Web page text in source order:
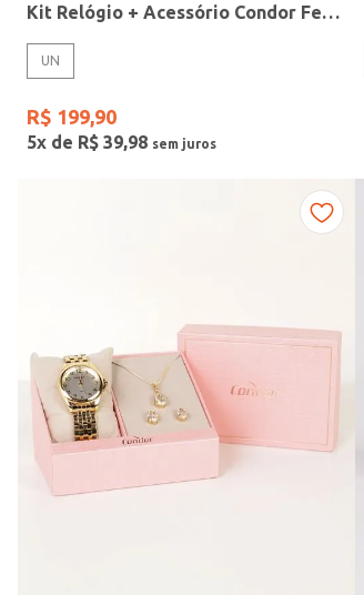
Kit Relógio + Acessório Condor Feminino PRATA
UN
R$ 199,90
5x de R$ 39,98